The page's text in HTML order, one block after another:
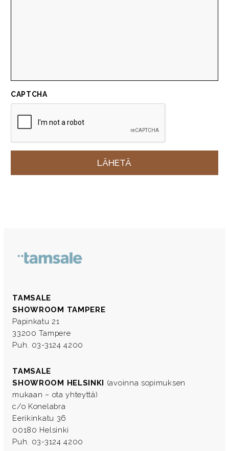
CAPTCHA
TAMSALE
SHOWROOM TAMPERE
Papinkatu 21
33200 Tampere
Puh. 03-3124 4200
TAMSALE
SHOWROOM HELSINKI (avoinna sopimuksen
mukaan – ota yhteyttä)
c/o Konelabra
Eerikinkatu 36
00180 Helsinki
Puh. 03-3124 4200